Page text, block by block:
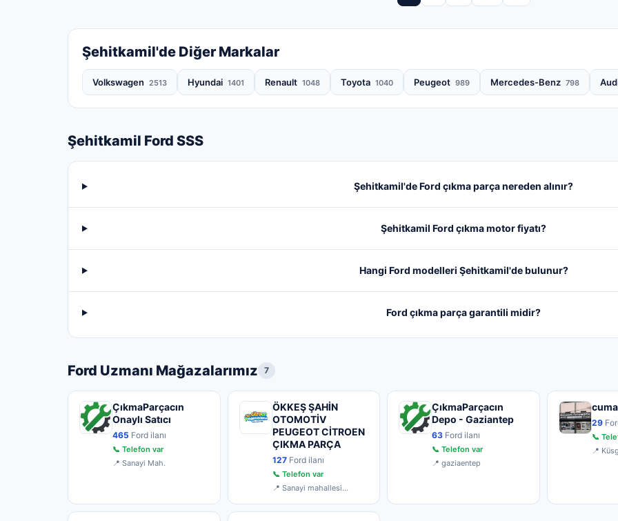
Şehitkamil'de Diğer Markalar
Volkswagen 2513 Hyundai 1401 Renault 1048 Toyota 1040 Peugeot 989 Mercedes-Benz 798
Şehitkamil Ford SSS
Şehitkamil'de Ford çıkma parça nereden alınır?
Şehitkamil Ford çıkma motor fiyatı?
Hangi Ford modelleri Şehitkamil'de bulunur?
Ford çıkma parça garantili midir?
Ford Uzmanı Mağazalarımız 7
ÇıkmaParçacın
Onaylı Satıcı
465 Ford ilanı
📞 Telefon var
📍 Sanayi Mah.
ÖKKEŞ ŞAHİN
OTOMOTİV
PEUGEOT CİTROEN
ÇIKMA PARÇA
127Ford ilanı
📞 Telefon var
📍 Sanayi mahallesi
k
ÇıkmaParçacın
Depo - Gaziantep
63 Ford ilanı
📞 Telefon var
📍 gaziaentep
29
📞
📍